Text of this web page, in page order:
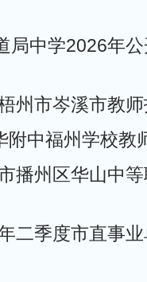
局中学2026年
州市岑溪市教
附中福州学校教
播州区华山中
二季度市直事